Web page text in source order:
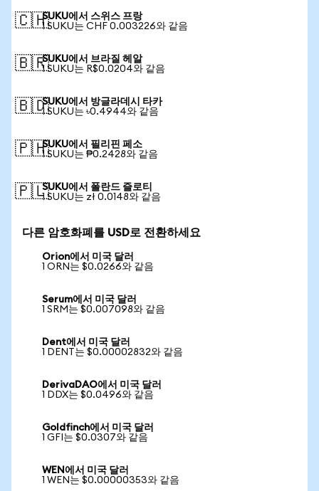
🇨🇭SUKU에서 스위스 프랑
1 SUKU는 CHF 0.003226와 같음
🇧🇷SUKU에서 브라질 헤알
1 SUKU는 R$0.0204와 같음
🇧🇩SUKU에서 방글라데시 타카
1 SUKU는 ৳0.4944와 같음
🇵🇭SUKU에서 필리핀 페소
1 SUKU는 ₱0.2428와 같음
🇵🇱SUKU에서 폴란드 즐로티
1 SUKU는 zł 0.0148와 같음
다른 암호화폐를 USD로 전환하세요
Orion에서 미국 달러
1 ORN는 $0.0266와 같음
Serum에서 미국 달러
1 SRM는 $0.007098와 같음
Dent에서 미국 달러
1 DENT는 $0.00002832와 같음
DerivaDAO에서 미국 달러
1 DDX는 $0.0496와 같음
Goldfinch에서 미국 달러
1 GFI는 $0.0307와 같음
WEN에서 미국 달러
1 WEN는 $0.00000353와 같음